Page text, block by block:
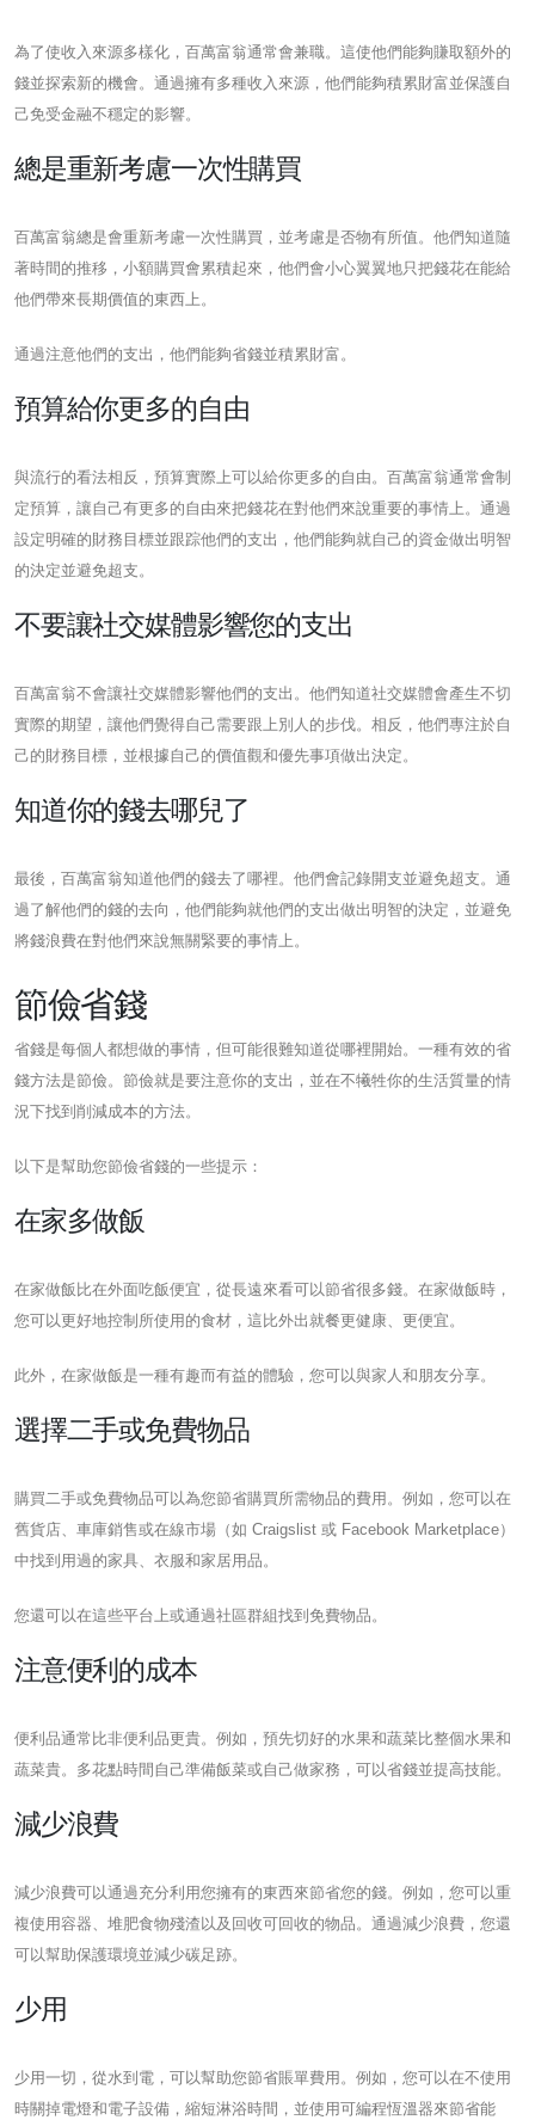
為了使收入來源多樣化，百萬富翁通常會兼職。這使他們能夠賺取額外的
錢並探索新的機會。通過擁有多種收入來源，他們能夠積累財富並保護自
己免受金融不穩定的影響。
總是重新考慮一次性購買
百萬富翁總是會重新考慮一次性購買，並考慮是否物有所值。他們知道隨
著時間的推移，小額購買會累積起來，他們會小心翼翼地只把錢花在能給
他們帶來長期價值的東西上。
通過注意他們的支出，他們能夠省錢並積累財富。
預算給你更多的自由
與流行的看法相反，預算實際上可以給你更多的自由。百萬富翁通常會制
定預算，讓自己有更多的自由來把錢花在對他們來說重要的事情上。通過
設定明確的財務目標並跟踪他們的支出，他們能夠就自己的資金做出明智
的決定並避免超支。
不要讓社交媒體影響您的支出
百萬富翁不會讓社交媒體影響他們的支出。他們知道社交媒體會產生不切
實際的期望，讓他們覺得自己需要跟上別人的步伐。相反，他們專注於自
己的財務目標，並根據自己的價值觀和優先事項做出決定。
知道你的錢去哪兒了
最後，百萬富翁知道他們的錢去了哪裡。他們會記錄開支並避免超支。通
過了解他們的錢的去向，他們能夠就他們的支出做出明智的決定，並避免
將錢浪費在對他們來說無關緊要的事情上。
節儉省錢
省錢是每個人都想做的事情，但可能很難知道從哪裡開始。一種有效的省
錢方法是節儉。節儉就是要注意你的支出，並在不犧牲你的生活質量的情
況下找到削減成本的方法。
以下是幫助您節儉省錢的一些提示：
在家多做飯
在家做飯比在外面吃飯便宜，從長遠來看可以節省很多錢。在家做飯時，
您可以更好地控制所使用的食材，這比外出就餐更健康、更便宜。
此外，在家做飯是一種有趣而有益的體驗，您可以與家人和朋友分享。
選擇二手或免費物品
購買二手或免費物品可以為您節省購買所需物品的費用。例如，您可以在
舊貨店、車庫銷售或在線市場（如 Craigslist 或 Facebook Marketplace）
中找到用過的家具、衣服和家居用品。
您還可以在這些平台上或通過社區群組找到免費物品。
注意便利的成本
便利品通常比非便利品更貴。例如，預先切好的水果和蔬菜比整個水果和
蔬菜貴。多花點時間自己準備飯菜或自己做家務，可以省錢並提高技能。
減少浪費
減少浪費可以通過充分利用您擁有的東西來節省您的錢。例如，您可以重
複使用容器、堆肥食物殘渣以及回收可回收的物品。通過減少浪費，您還
可以幫助保護環境並減少碳足跡。
少用
少用一切，從水到電，可以幫助您節省賬單費用。例如，您可以在不使用
時關掉電燈和電子設備，縮短淋浴時間，並使用可編程恆溫器來節省能